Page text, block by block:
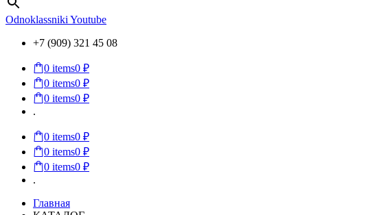
Odnoklassniki Youtube
+7 (909) 321 45 08
0 items0 ₽
0 items0 ₽
0 items0 ₽
.
0 items0 ₽
0 items0 ₽
0 items0 ₽
.
Главная